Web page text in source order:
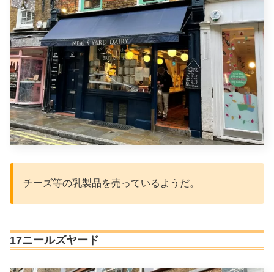
チーズ等の乳製品を売っているようだ。
17ニールズヤード